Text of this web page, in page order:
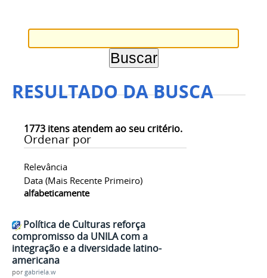
RESULTADO DA BUSCA
1773 itens atendem ao seu critério.
Ordenar por
Relevância
Data (mais Recente Primeiro)
alfabeticamente
Política de Culturas reforça
compromisso da UNILA com a
integração e a diversidade latino-
americana
porgabriela.w